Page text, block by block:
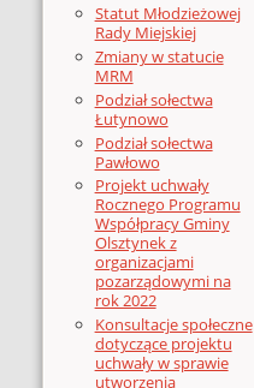
Statut Młodzieżowej
Rady Miejskiej
Zmiany w statucie
MRM
Podział sołectwa
Łutynowo
Podział sołectwa
Pawłowo
Projekt uchwały
Rocznego Programu
Współpracy Gminy
Olsztynek z
organizacjami
pozarządowymi na
rok 2022
Konsultacje społeczne
dotyczące projektu
uchwały w sprawie
utworzenia